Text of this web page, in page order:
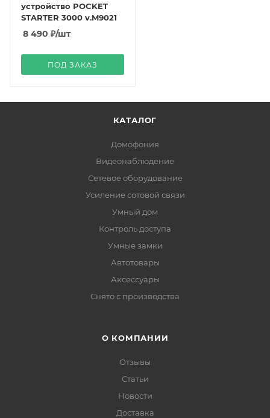
устройство POCKET
STARTER 3000 v.M9021
8 490 ₽/шт
ПОД ЗАКАЗ
КАТАЛОГ
Домофония
Видеонаблюдение
Сетевое оборудование
Усиление сотовой связи
Умный дом
Контроль доступа
Умные замки
Автотовары
Аксессуары
Снято с производства
О КОМПАНИИ
Отзывы
Статьи
Новости
Доставка